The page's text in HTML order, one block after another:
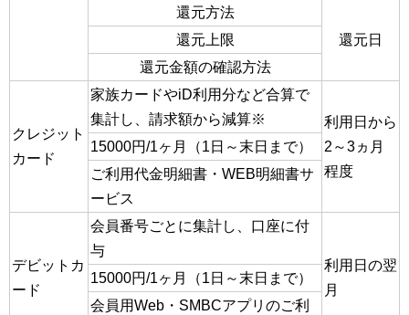
還元方法
還元日
還元上限
還元金額の確認方法
クレジット
カード
家族カードやiD利用分など合算で
集計し、請求額から減算※
利用日から
2～3ヵ月
程度
15000円/1ヶ月（1日～末日まで）
ご利用代金明細書・WEB明細書サ
ービス
デビットカ
ード
会員番号ごとに集計し、口座に付
与
利用日の翌
月
15000円/1ヶ月（1日～末日まで）
会員用Web・SMBCアプリのご利